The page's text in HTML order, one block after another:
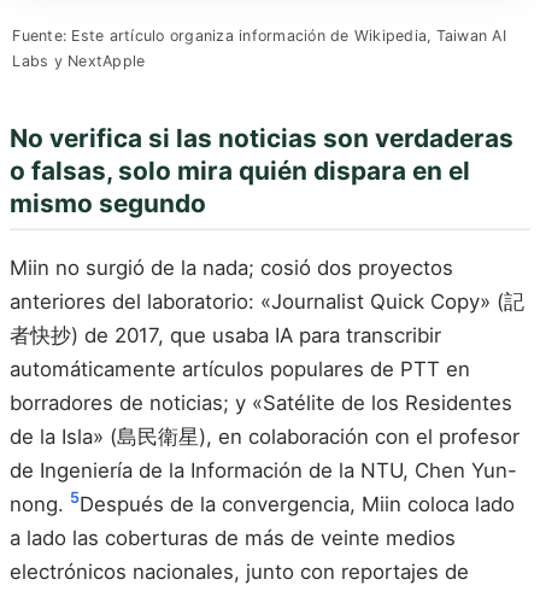
Fuente: Este artículo organiza información de Wikipedia, Taiwan AI
Labs y NextApple
No verifica si las noticias son verdaderas
o falsas, solo mira quién dispara en el
mismo segundo
Miin no surgió de la nada; cosió dos proyectos
anteriores del laboratorio: «Journalist Quick Copy» (記
者快抄) de 2017, que usaba IA para transcribir
automáticamente artículos populares de PTT en
borradores de noticias; y «Satélite de los Residentes
de la Isla» (島民衛星), en colaboración con el profesor
de Ingeniería de la Información de la NTU, Chen Yun-
nong. 5Después de la convergencia, Miin coloca lado
a lado las coberturas de más de veinte medios
electrónicos nacionales, junto con reportajes de